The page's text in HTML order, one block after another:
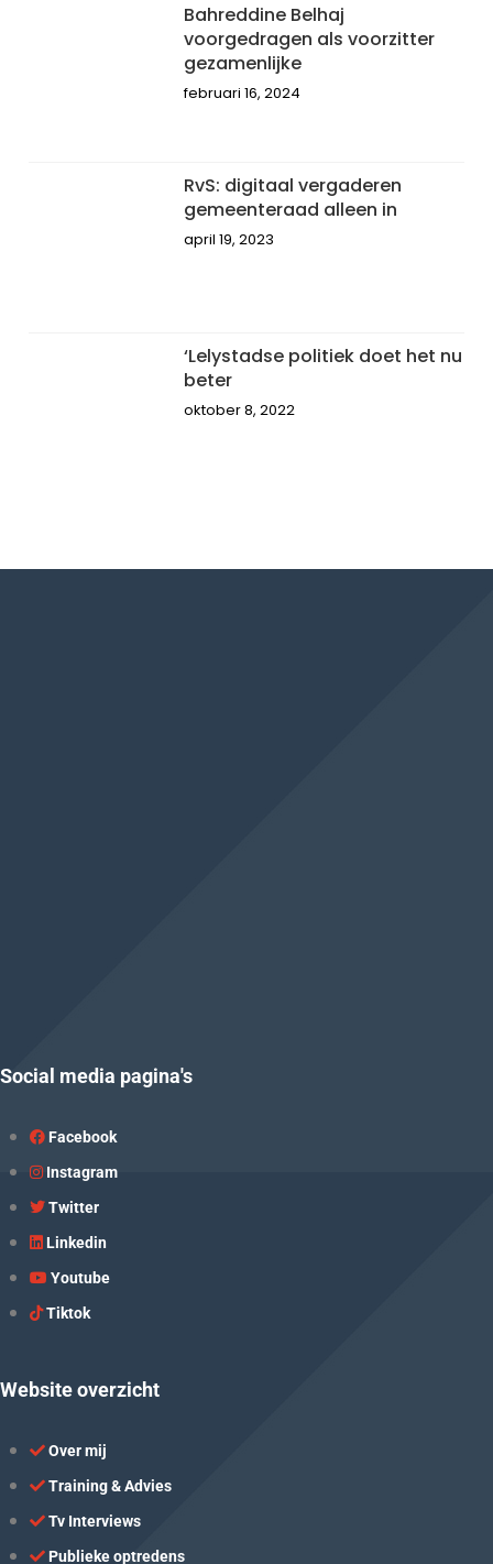
Bahreddine Belhaj
voorgedragen als voorzitter
gezamenlijke
februari 16, 2024
RvS: digitaal vergaderen
gemeenteraad alleen in
april 19, 2023
‘Lelystadse politiek doet het nu
beter
oktober 8, 2022
Social media pagina's
Facebook
Instagram
Twitter
Linkedin
Youtube
Tiktok
Website overzicht
Over mij
Training & Advies
Tv Interviews
Publieke optredens